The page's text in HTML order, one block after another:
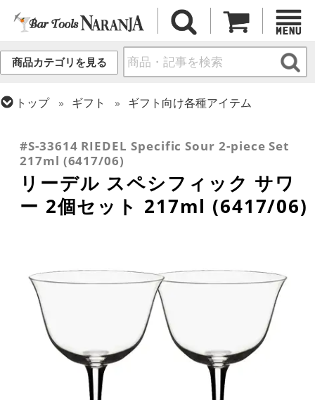
商品カテゴリを見る
トップ ギフト
ギフト向け各種アイテム
カクテルグラス (全サイズ)
#S-33614 RIEDEL Specific Sour 2-piece Set
217ml (6417/06)
リーデル スペシフィック サワ
ー 2個セット 217ml (6417/06)